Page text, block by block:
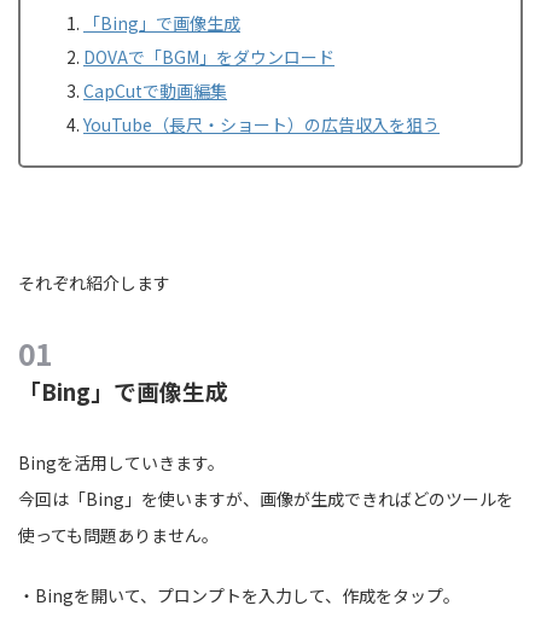
「Bing」で画像生成
DOVAで「BGM」をダウンロード
CapCutで動画編集
YouTube（長尺・ショート）の広告収入を狙う
それぞれ紹介します
「Bing」で画像生成
Bingを活用していきます。
今回は「Bing」を使いますが、画像が生成できればどのツールを
使っても問題ありません。
・Bingを開いて、プロンプトを入力して、作成をタップ。